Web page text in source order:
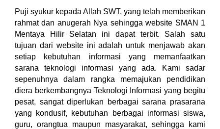
Puji syukur kepada Allah SWT, yang telah memberikan
rahmat dan anugerah Nya sehingga website SMAN 1
Mentaya Hilir Selatan ini dapat terbit. Salah satu
tujuan dari website ini adalah untuk menjawab akan
setiap kebutuhan informasi yang memanfaatkan
sarana teknologi informasi yang ada. Kami sadar
sepenuhnya dalam rangka memajukan pendidikan
diera berkembangnya Teknologi Informasi yang begitu
pesat, sangat diperlukan berbagai sarana prasarana
yang kondusif, kebutuhan berbagai informasi siswa,
guru, orangtua maupun masyarakat, sehingga kami